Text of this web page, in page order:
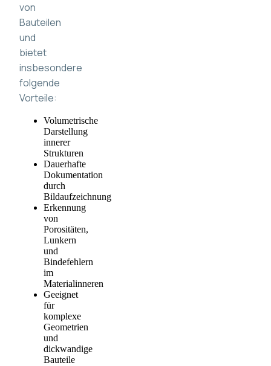
von
Bauteilen
und
bietet
insbesondere
folgende
Vorteile:
Volumetrische
Darstellung
innerer
Strukturen
Dauerhafte
Dokumentation
durch
Bildaufzeichnung
Erkennung
von
Porositäten,
Lunkern
und
Bindefehlern
im
Materialinneren
Geeignet
für
komplexe
Geometrien
und
dickwandige
Bauteile